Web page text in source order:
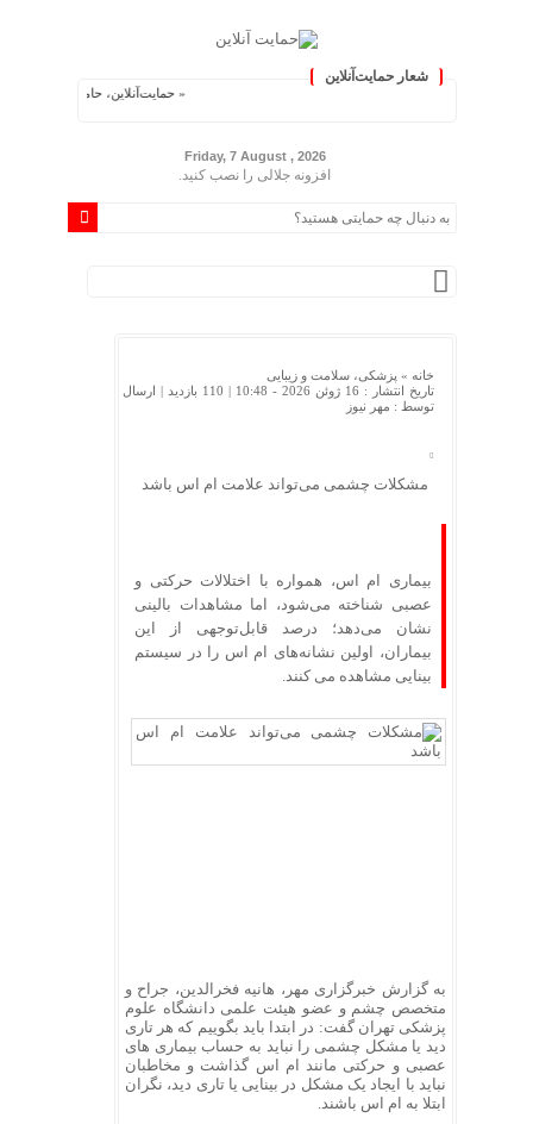
شعار حمایت‌آنلاین
« حمایت‌آنلاین، حامی همه مردم ایران »
Friday, 7 August , 2026
افزونه جلالی را نصب کنید.
خانه » پزشکی، سلامت و زیبایی
تاریخ انتشار : 16 ژوئن 2026 - 10:48 |
110 بازدید
| ارسال
توسط : مهر نیوز
مشکلات چشمی می‌تواند علامت ام اس باشد
بیماری ام اس، همواره با اختلالات حرکتی و
عصبی شناخته می‌شود، اما مشاهدات بالینی
نشان می‌دهد؛ درصد قابل‌توجهی از این
بیماران، اولین نشانه‌های ام اس را در سیستم
بینایی مشاهده می کنند.
به گزارش خبرگزاری مهر، هانیه فخرالدین، جراح و
متخصص چشم و عضو هیئت علمی دانشگاه علوم
پزشکی تهران گفت: در ابتدا باید بگوییم که هر تاری
دید یا مشکل چشمی را نباید به حساب بیماری های
عصبی و حرکتی مانند ام اس گذاشت و مخاطبان
نباید با ایجاد یک مشکل در بینایی یا تاری دید، نگران
ابتلا به ام اس باشند.